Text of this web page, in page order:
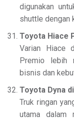
digunakan
shuttle dengan
Toyota Hiace
Varian Hiace
Premio lebih
bisnis dan
Toyota Dyna
Truk ringan
utama dalam